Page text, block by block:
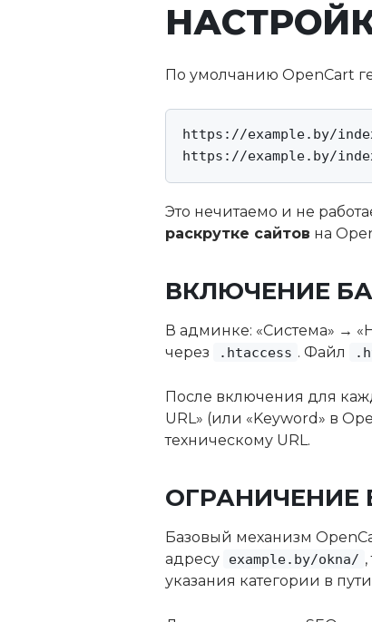
По умолчанию OpenCart
https://example.by/
https://example.by/
Это нечитаемо и не
раскрутке сайтов на
ВКЛЮЧЕНИЕ
В админке: «Система» →
через
.htaccess . Файл
После включения для
URL» (или «Keyword» в
техническому URL.
ОГРАНИЧЕНИЕ
Базовый механизм
адресу
example.by/okna/
указания категории в